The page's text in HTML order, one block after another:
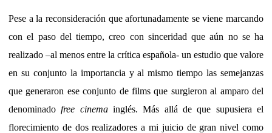
Pese a la reconsideración que afortunadamente se viene marcando
con el paso del tiempo, creo con sinceridad que aún no se ha
realizado –al menos entre la crítica española- un estudio que valore
en su conjunto la importancia y al mismo tiempo las semejanzas
que generaron ese conjunto de films que surgieron al amparo del
denominadofree cinemainglés. Más allá de que supusiera el
florecimiento de dos realizadores a mi juicio de gran nivel como